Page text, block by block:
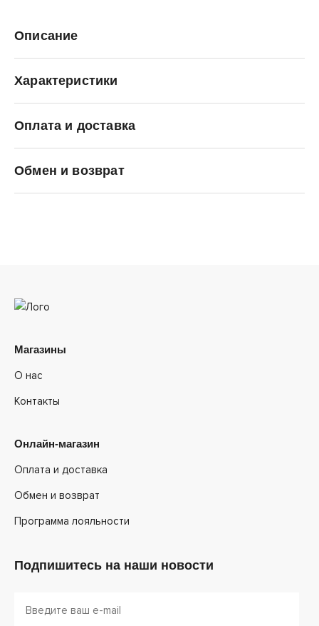
Описание
Характеристики
Оплата и доставка
Обмен и возврат
Магазины
О нас
Контакты
Онлайн-магазин
Оплата и доставка
Обмен и возврат
Программа лояльности
Подпишитесь на наши новости